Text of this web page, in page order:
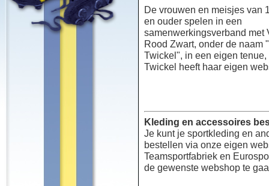
De vrouwen en meisjes van
en ouder spelen in een
samenwerkingsverband met
Rood Zwart, onder de naam
Twickel", in een eigen
Twickel heeft haar eigen
Kleding en accessoires
Je kunt je sportkleding en
bestellen via onze eigen
Teamsportfabriek en
de gewenste webshop te